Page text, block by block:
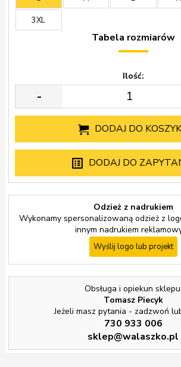
3XL
Tabela rozmiarów
Ilość:
-
DODAJ DO
DODAJ DO
Odzież z nadrukiem
Wykonamy spersonalizowaną odzież z
innym nadrukiem
Wyślij logo lub projekt
Obsługa i opiekun sklepu:
Tomasz Piecyk
Jeżeli masz pytania - zadzwoń
730 933 006
sklep@walaszko.pl